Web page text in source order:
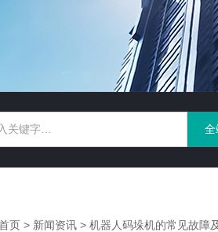
页 > 新闻资讯 > 机器人码垛机的常见故障